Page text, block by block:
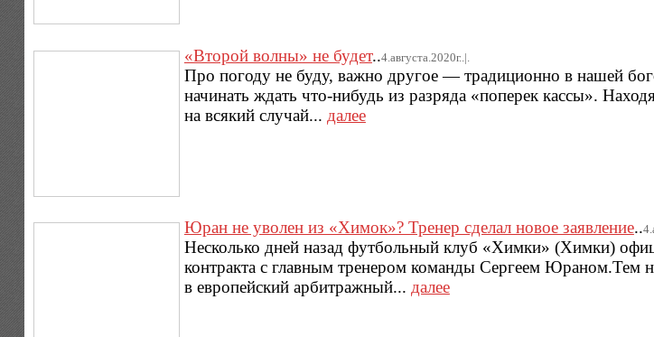
«Второй волны» не будет..4.августа.2020г..|.
Про погоду не буду, важно другое — традиционно в нашей
начинать ждать что-нибудь из разряда «поперек кассы».
на всякий случай... далее
Юран не уволен из «Химок»? Тренер сделал новое заявление..
Несколько дней назад футбольный клуб «Химки» (Химки)
контракта с главным тренером команды Сергеем Юраном.Тем
в европейский арбитражный... далее